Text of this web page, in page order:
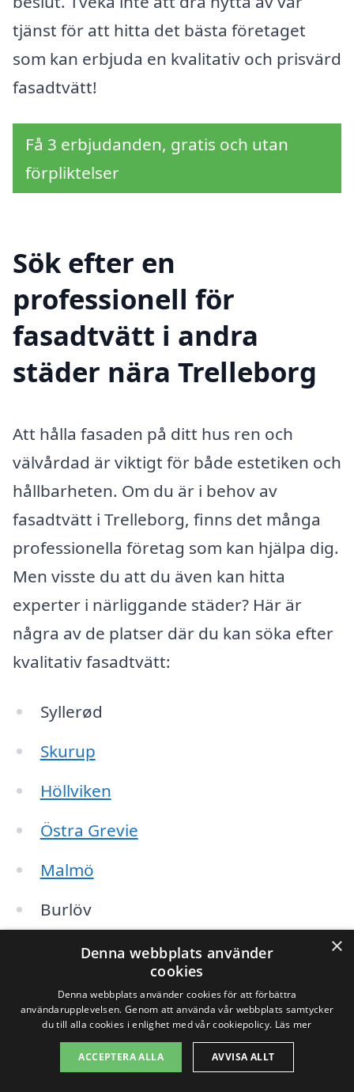
tjänst för att hitta det bästa företaget
som kan erbjuda en kvalitativ och prisvärd
fasadtvätt!
Få 3 erbjudanden, gratis och utan
förpliktelser
Sök efter en
professionell för
fasadtvätt i andra
städer nära Trelleborg
Att hålla fasaden på ditt hus ren och
välvårdad är viktigt för både estetiken och
hållbarheten. Om du är i behov av
fasadtvätt i Trelleborg, finns det många
professionella företag som kan hjälpa dig.
Men visste du att du även kan hitta
experter i närliggande städer? Här är
några av de platser där du kan söka efter
kvalitativ fasadtvätt:
Syllerød
Skurup
Höllviken
Östra Grevie
Malmö
Burlöv
Vellinge
Sjöbo
Helsingborg
Ystad
×
Denna webbplats använder
cookies
Denna webbplats använder cookies för att förbättra
användarupplevelsen. Genom att använda vår webbplats samtycker
du till alla cookies i enlighet med vår cookiepolicy. Läs mer
ACCEPTERA ALLA AVVISA ALLT